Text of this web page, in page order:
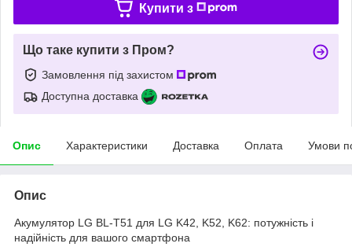
Купити з
Що таке купити з Пром?
Замовлення під захистом
Доступна доставка
Опис Характеристики Доставка Оплата Умови
Опис
Акумулятор LG BL-T51 для LG K42, K52, K62: потужність і
надійність для вашого смартфона